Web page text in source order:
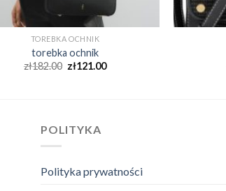
TOREBKA OCHNIK
torebka ochnik
zł182.00 zł121.00
POLITYKA
Polityka prywatności